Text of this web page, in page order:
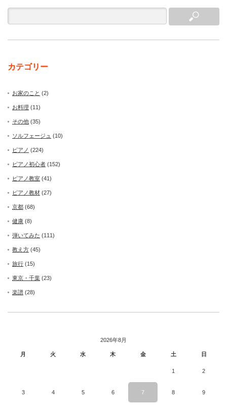
カテゴリー
お家のこと (2)
お料理 (11)
その他 (35)
ソルフェージュ (10)
ピアノ (224)
ピアノ初心者 (152)
ピアノ教室 (41)
ピアノ教材 (27)
京都 (68)
健康 (8)
弾いてみた (111)
教え方 (45)
旅行 (15)
東京・千葉 (23)
楽譜 (28)
2026年8月
月 火 水 木 金 土 日
1 2
3 4 5 6 7 8 9